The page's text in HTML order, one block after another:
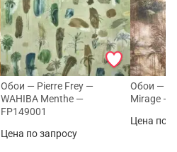
Обои — Pierre Frey —
WAHIBA Menthe —
FP149001
Цена по запросу
Обои —
Mirage —
Цена по